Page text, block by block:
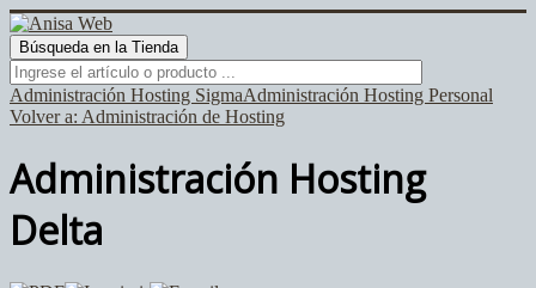
Administración Hosting SigmaAdministración Hosting Personal
Volver a: Administración de Hosting
Administración Hosting
Delta